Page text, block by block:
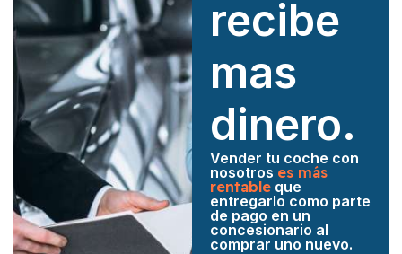
recibe
mas
dinero.
Vender tu coche con
nosotros es más
rentableque
entregarlo como parte
de pago en un
concesionario al
comprar uno nuevo.